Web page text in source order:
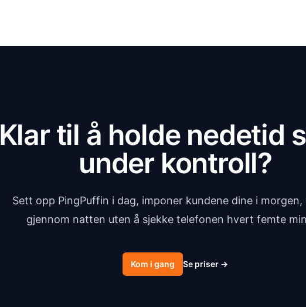
Klar til å holde nedetid
under kontroll?
Sett opp PingPuffin i dag, imponer kundene dine i morgen,
gjennom natten uten å sjekke telefonen hvert femte
Kom i gang Se priser →